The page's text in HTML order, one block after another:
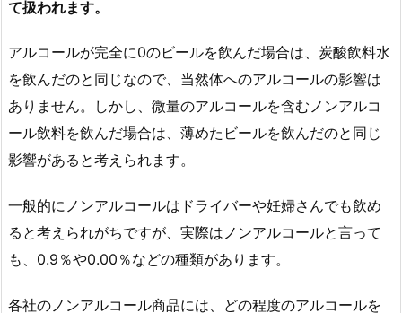
て扱われます。
アルコールが完全に0のビールを飲んだ場合は、炭酸飲料水
を飲んだのと同じなので、当然体へのアルコールの影響は
ありません。しかし、微量のアルコールを含むノンアルコ
ール飲料を飲んだ場合は、薄めたビールを飲んだのと同じ
影響があると考えられます。
一般的にノンアルコールはドライバーや妊婦さんでも飲め
ると考えられがちですが、実際はノンアルコールと言って
も、0.9％や0.00％などの種類があります。
各社のノンアルコール商品には、どの程度のアルコールを